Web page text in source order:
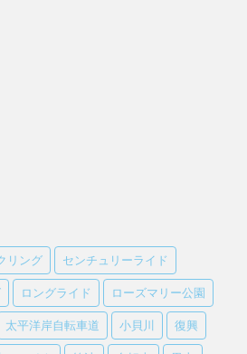
リング センチュリーライド
ロングライド ローズマリー公園
太平洋岸自転車道 小貝川 復興